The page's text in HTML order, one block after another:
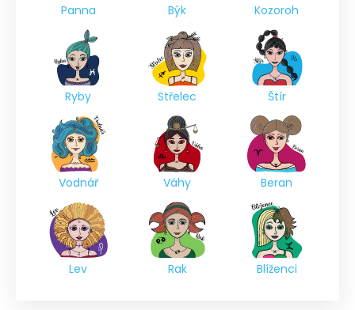
Panna Býk Kozoroh
Ryby Střelec Štír
Vodnář Váhy Beran
Lev Rak Blíženci